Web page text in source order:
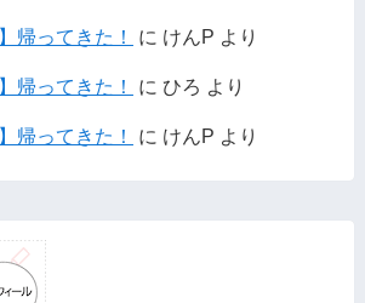
帰ってきた！ に けんP より
帰ってきた！ に ひろ より
帰ってきた！ に けんP より